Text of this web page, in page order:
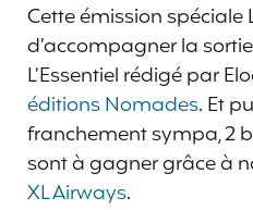
Cette émission spéciale
d’accompagner la
L’Essentiel rédigé par
éditions Nomades. Et
franchement sympa, 2
sont à gagner grâce à
XL Airways.